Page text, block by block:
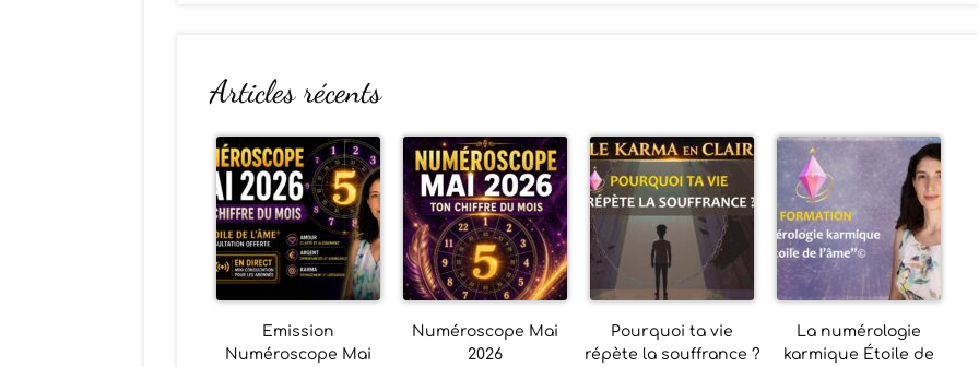
Articles récents
Emission
Numéroscope Mai
Numéroscope Mai
2026
Pourquoi ta vie
répète la souffrance ?
La numérologie
karmique Étoile de